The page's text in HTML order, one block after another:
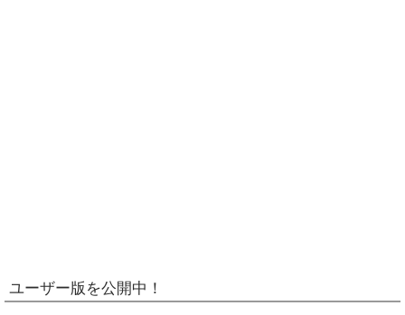
ユーザー版を公開中！